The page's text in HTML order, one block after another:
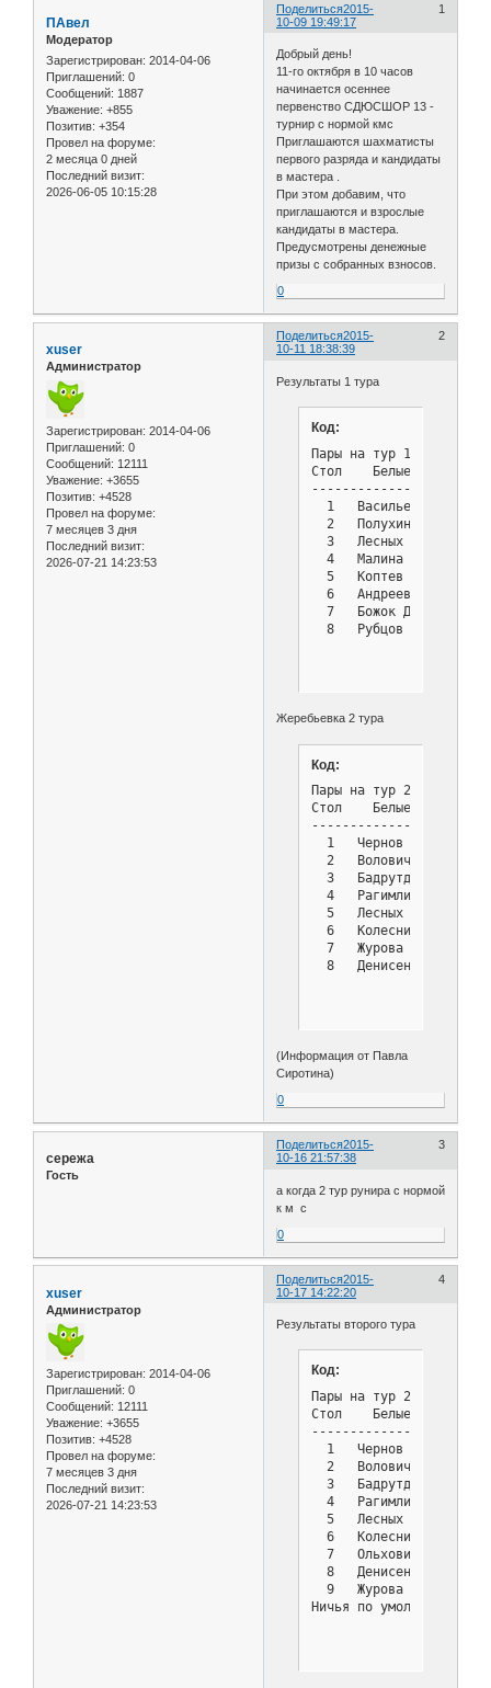
Поделиться 1
2015-
10-09 19:49:17
ПАвел
Модератор
Зарегистрирован: 2014-04-06
Приглашений: 0
Сообщений: 1887
Уважение: +855
Позитив: +354
Провел на форуме:
2 месяца 0 дней
Последний визит:
2026-06-05 10:15:28
Добрый день!
11-го октября в 10 часов
начинается осеннее
первенство СДЮСШОР 13 -
турнир с нормой кмс
Приглашаются шахматисты
первого разряда и кандидаты
в мастера .
При этом добавим, что
приглашаются и взрослые
кандидаты в мастера.
Предусмотрены денежные
призы с собранных взносов.
0
Поделиться 2
2015-
10-11 18:38:39
xuser
Администратор
Зарегистрирован: 2014-04-06
Приглашений: 0
Сообщений: 12111
Уважение: +3655
Позитив: +4528
Провел на форуме:
7 месяцев 3 дня
Последний визит:
2026-07-21 14:23:53
Результаты 1 тура
Код:
Пары на тур 1 - Турнир
Стол    Белые
1   Васильев Илья
2   Полухин
3   Лесных Жанна
4   Малина Софья
5   Коптев Руслан
6   Андреев
7   Божок Дмитрий
8   Рубцов Виктор
Жеребьевка 2 тура
Код:
Пары на тур 2 - Турнир
Стол    Белые
1   Чернов
2   Волович
3   Бадрутдинова
4   Рагимли Дениз
5   Лесных Жанна
6   Колесников
7   Журова Анна
8   Денисенко
(Информация от Павла
Сиротина)
0
Поделиться 3
2015-
10-16 21:57:38
сережа
Гость
а когда 2 тур рунира с нормой
к м с
0
Поделиться 4
2015-
10-17 14:22:20
xuser
Администратор
Зарегистрирован: 2014-04-06
Приглашений: 0
Сообщений: 12111
Уважение: +3655
Позитив: +4528
Провел на форуме:
7 месяцев 3 дня
Последний визит:
2026-07-21 14:23:53
Результаты второго тура
Код:
Пары на тур 2 - Турнир
Стол    Белые
1   Чернов Владимир
2   Волович
3   Бадрутдинова
4   Рагимли Дениз
5   Лесных Жанна
6   Колесников
7   Ольховик
8   Денисенко
9   Журова Анна
Ничья по умолч.: 18